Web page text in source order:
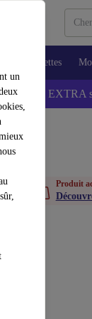
un
Tablettes
💰-5% EXTRA
Produit